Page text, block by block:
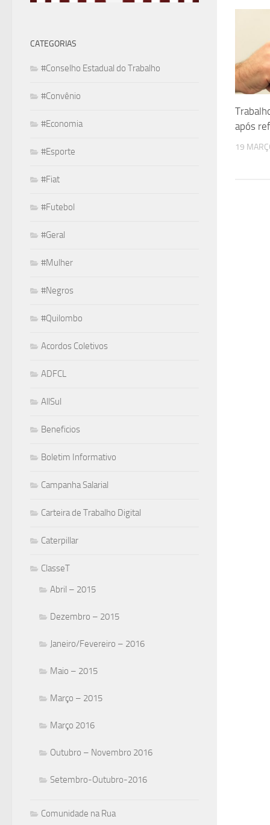
após
19
CATEGORIAS
#Conselho Estadual do Trabalho
#Convênio
#Economia
#Esporte
#Fiat
#Futebol
#Geral
#Mulher
#Negros
#Quilombo
Acordos Coletivos
ADFCL
AllSul
Beneficios
Boletim Informativo
Campanha Salarial
Carteira de Trabalho Digital
Caterpillar
ClasseT
Abril – 2015
Dezembro – 2015
Janeiro/Fevereiro – 2016
Maio – 2015
Março – 2015
Março 2016
Outubro – Novembro 2016
Setembro-Outubro-2016
Comunidade na Rua